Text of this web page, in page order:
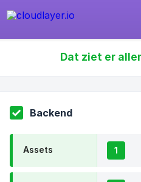
Dat ziet er
Backend
Assets 1